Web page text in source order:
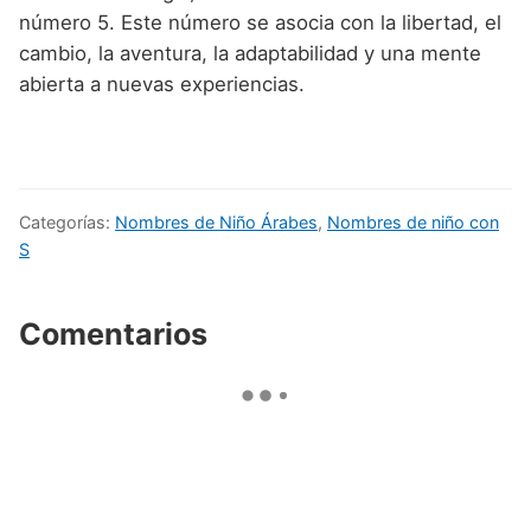
número 5. Este número se asocia con la libertad, el
cambio, la aventura, la adaptabilidad y una mente
abierta a nuevas experiencias.
Categorías: Nombres de Niño Árabes, Nombres de niño con
S
Comentarios